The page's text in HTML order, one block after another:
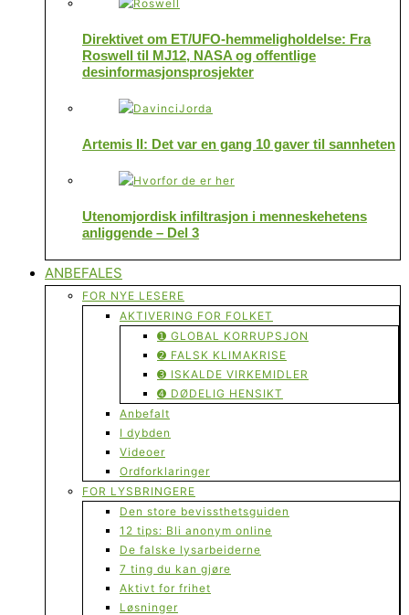
Direktivet om ET/UFO-hemmeligholdelse: Fra
Roswell til MJ12, NASA og offentlige
desinformasjonsprosjekter
Artemis II: Det var en gang 10 gaver til sannheten
Utenomjordisk infiltrasjon i menneskehetens
anliggende – Del 3
ANBEFALES
FOR NYE LESERE
AKTIVERING FOR FOLKET
➊ GLOBAL KORRUPSJON
➋ FALSK KLIMAKRISE
➌ ISKALDE VIRKEMIDLER
➍ DØDELIG HENSIKT
Anbefalt
I dybden
Videoer
Ordforklaringer
FOR LYSBRINGERE
Den store bevissthetsguiden
12 tips: Bli anonym online
De falske lysarbeiderne
7 ting du kan gjøre
Aktivt for frihet
Løsninger